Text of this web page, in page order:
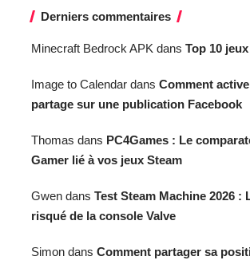
Derniers commentaires
Minecraft Bedrock APK dans Top 10
Image to Calendar dans Comment
partage sur une publication Facebook
Thomas dans PC4Games : Le
Gamer lié à vos jeux Steam
Gwen dans Test Steam Machine 2026 :
risqué de la console Valve
Simon dans Comment partager sa